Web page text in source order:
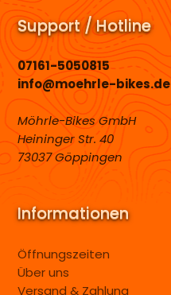
Support / Hotline
07161-5050815
info@moehrle-bikes.de
Möhrle-Bikes GmbH
Heininger Str. 40
73037 Göppingen
Informationen
Öffnungszeiten
Über uns
Versand & Zahlung